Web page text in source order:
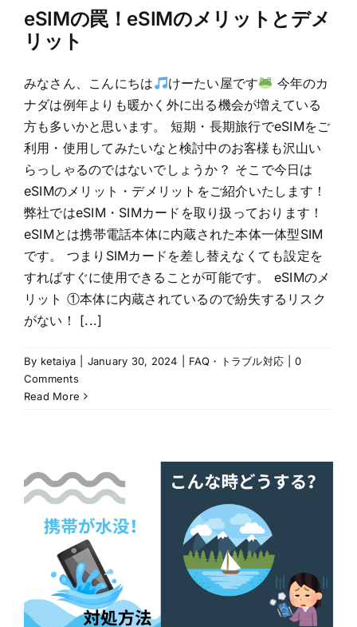
eSIMの罠！eSIMのメリットとデメ
リット
みなさん、こんにちは けーたい屋です
今年のカ
ナダは例年よりも暖かく外に出る機会が増えている
方も多いかと思います。 短期・長期旅行でeSIMをご
利用・使用してみたいなと検討中のお客様も沢山い
らっしゃるのではないでしょうか？ そこで今日は
eSIMのメリット・デメリットをご紹介いたします！
弊社ではeSIM・SIMカードを取り扱っております！
eSIMとは携帯電話本体に内蔵された本体一体型SIM
です。 つまりSIMカードを差し替えなくても設定を
すればすぐに使用できることが可能です。 eSIMのメ
リット ①本体に内蔵されているので紛失するリスク
がない！ [...]
By ketaiya January 30, 2024 FAQ・トラブル対応
0
Comments
Read More